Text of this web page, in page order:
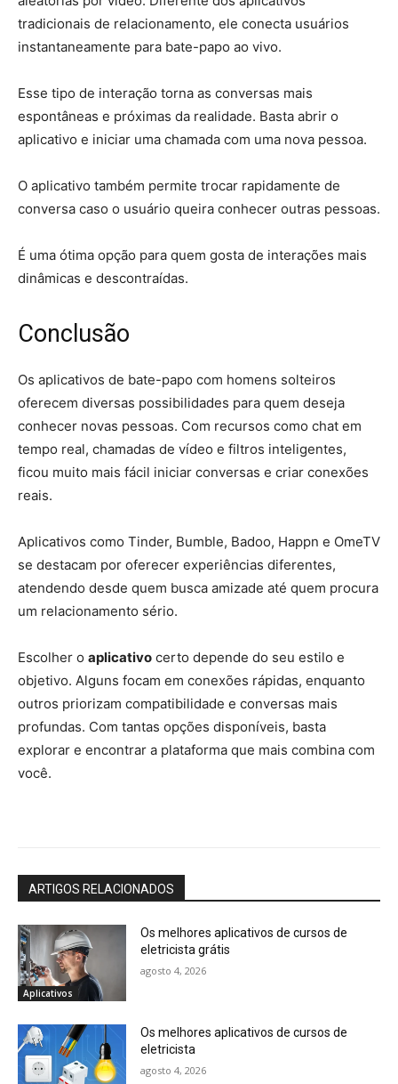
tradicionais de relacionamento, ele conecta usuários
instantaneamente para bate-papo ao vivo.
Esse tipo de interação torna as conversas mais
espontâneas e próximas da realidade. Basta abrir o
aplicativo e iniciar uma chamada com uma nova pessoa.
O aplicativo também permite trocar rapidamente de
conversa caso o usuário queira conhecer outras pessoas.
É uma ótima opção para quem gosta de interações mais
dinâmicas e descontraídas.
Conclusão
Os aplicativos de bate-papo com homens solteiros
oferecem diversas possibilidades para quem deseja
conhecer novas pessoas. Com recursos como chat em
tempo real, chamadas de vídeo e filtros inteligentes,
ficou muito mais fácil iniciar conversas e criar conexões
reais.
Aplicativos como Tinder, Bumble, Badoo, Happn e OmeTV
se destacam por oferecer experiências diferentes,
atendendo desde quem busca amizade até quem procura
um relacionamento sério.
Escolher o aplicativo certo depende do seu estilo e
objetivo. Alguns focam em conexões rápidas, enquanto
outros priorizam compatibilidade e conversas mais
profundas. Com tantas opções disponíveis, basta
explorar e encontrar a plataforma que mais combina com
você.
ARTIGOS RELACIONADOS
Aplicativos
Os melhores aplicativos de cursos de
eletricista grátis
agosto 4, 2026
Os melhores aplicativos de cursos de
eletricista
agosto 4, 2026